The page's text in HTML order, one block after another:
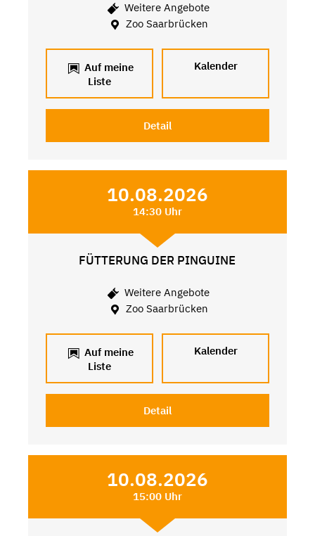
Weitere Angebote
Zoo Saarbrücken
Auf meine
Liste
Kalender
Detail
10.08.2026
14:30 Uhr
FÜTTERUNG DER PINGUINE
Weitere Angebote
Zoo Saarbrücken
Auf meine
Liste
Kalender
Detail
10.08.2026
15:00 Uhr